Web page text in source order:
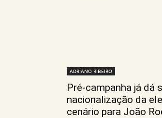
ADRIANO RIBEIRO
Pré-campanha já dá
nacionalização da
cenário para João